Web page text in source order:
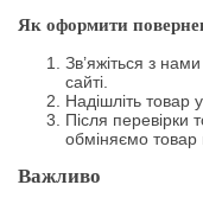
Як оформити
Зв’яжіться з
сайті.
Надішліть товар
Після
обміняємо товар
Важливо